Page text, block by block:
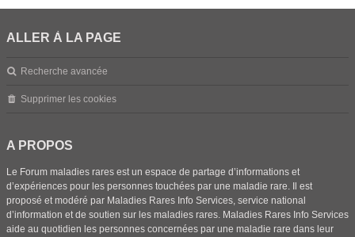
ALLER À LA PAGE
Recherche avancée
Supprimer les cookies
A PROPOS
Le Forum maladies rares est un espace de partage d’informations et
d’expériences pour les personnes touchées par une maladie rare. Il est
proposé et modéré par Maladies Rares Info Services, service national
d’information et de soutien sur les maladies rares. Maladies Rares Info Services
aide au quotidien les personnes concernées par une maladie rare dans leur